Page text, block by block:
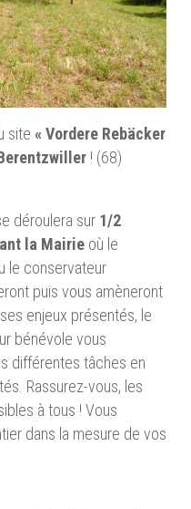
site « Vordere Rebäcker
! (68)
déroulera sur1/2
la Mairieoù le
le conservateur
puis vous amèneront
enjeux présentés, le
bénévole vous
différentes tâches en
Rassurez-vous, les
à tous ! Vous
dans la mesure de vos